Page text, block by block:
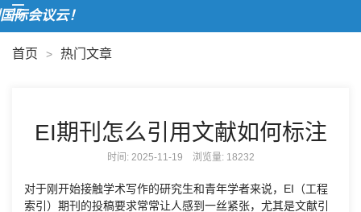
首页 > 热门文章
EI期刊怎么引用文献如何标注
时间: 2025-11-19 浏览量: 18232
对于刚开始接触学术写作的研究生和青年学者来说，EI（工程
索引）期刊的投稿要求常常让人感到一丝紧张，尤其是文献引